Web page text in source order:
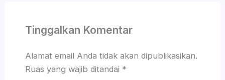
Tinggalkan Komentar
Alamat email Anda tidak akan dipublikasikan.
Ruas yang wajib ditandai *